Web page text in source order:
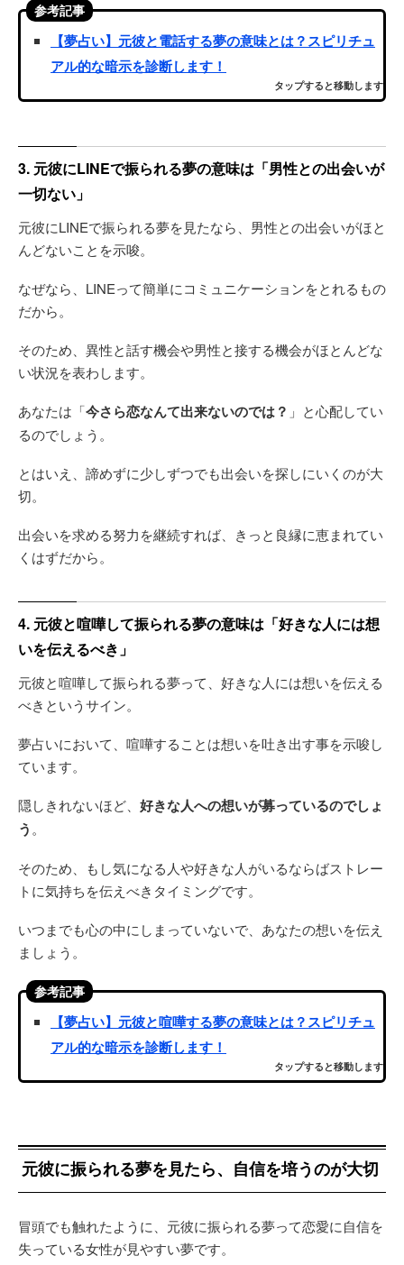
参考記事
【夢占い】元彼と電話する夢の意味とは？スピリチュ
アル的な暗示を診断します！
タップすると移動します
3. 元彼にLINEで振られる夢の意味は「男性との出会いが
一切ない」
元彼にLINEで振られる夢を見たなら、男性との出会いがほと
んどないことを示唆。
なぜなら、LINEって簡単にコミュニケーションをとれるもの
だから。
そのため、異性と話す機会や男性と接する機会がほとんどな
い状況を表わします。
あなたは「今さら恋なんて出来ないのでは？ 」と心配してい
るのでしょう。
とはいえ、諦めずに少しずつでも出会いを探しにいくのが大
切。
出会いを求める努力を継続すれば、きっと良縁に恵まれてい
くはずだから。
4. 元彼と喧嘩して振られる夢の意味は「好きな人には想
いを伝えるべき」
元彼と喧嘩して振られる夢って、好きな人には想いを伝える
べきというサイン。
夢占いにおいて、喧嘩することは想いを吐き出す事を示唆し
ています。
隠しきれないほど、 好きな人への想いが募っているのでしょ
う 。
そのため、もし気になる人や好きな人がいるならばストレー
トに気持ちを伝えべきタイミングです。
いつまでも心の中にしまっていないで、あなたの想いを伝え
ましょう。
参考記事
【夢占い】元彼と喧嘩する夢の意味とは？スピリチュ
アル的な暗示を診断します！
タップすると移動します
元彼に振られる夢を見たら、自信を培うのが大切
冒頭でも触れたように、元彼に振られる夢って恋愛に自信を
失っている女性が見やすい夢です。